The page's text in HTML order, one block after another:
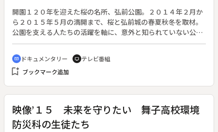
った。そこでハンさん夫婦は、集落に溶け込もうと積極的に行
動し、自分たちの思いを集落の人々にぶつけていく。◆そんな
中、行政の協力のもと、市川三郷町内の耕作放棄地５万平方ｍ
い緑の集落をよみがえらせていく。さらに売り上げが増してい
くと、集落の若者や主婦の雇用が生まれる。ハンさんの行動力
「希望の光」が次々と差し込んでくる過程を描く。ＵＴＹテレ
ビ山梨開局４５周年記念番組。
開園１２０年を迎えた桜の名所、弘前公園。２０１４年２月か
ら２０１５年５月の満開まで、桜と弘前城の春夏秋冬を取材。
公園を支える人たちの活躍を軸に、意外と知られていない公園
の歴史、動き出した１００年ぶりの石垣大改修工事の動向を伝
える。◆日本一との呼び声高いソメイヨシノの名所、青森県弘
前市の弘前公園。その桜を守り続けて来たのは「チーム桜守」
と呼ばれる４０数人の市職員たちだ。彼らが継承してきた桜の
ている。名所の桜を守る彼らチームの一年を通じて、他では見
られない豪華な花を保つ秘訣と、弘前公園の歴史、１０年を要
するといわれる石垣改修工事の様子、豊かな緑の中で繰り広げ
られる野鳥の営みなどを織り交ぜ、多くの人に愛され続ける弘
cinematic_blur ドキュメンタリー tv テレビ番組
bookmark_add ブックマーク追加
映像’１５ 未来を守りたい 舞子高校環境
防災科の生徒たち